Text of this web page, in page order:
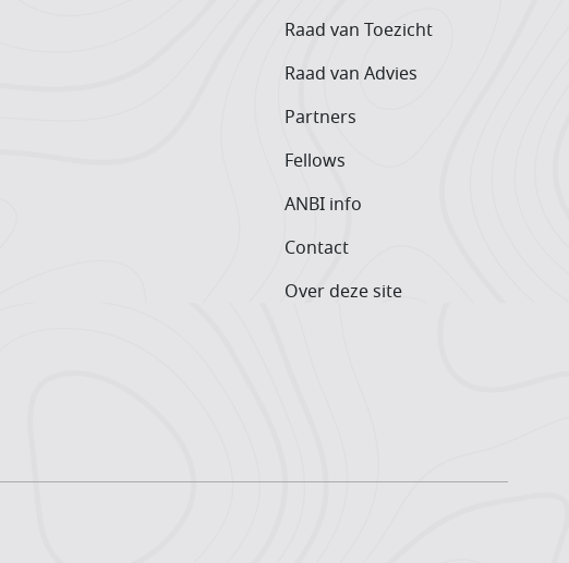
Raad van Toezicht
Raad van Advies
Partners
Fellows
ANBI info
Contact
Over deze site